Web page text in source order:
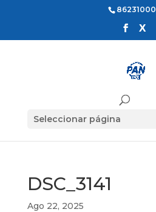
86231000
Seleccionar página
DSC_3141
Ago 22, 2025